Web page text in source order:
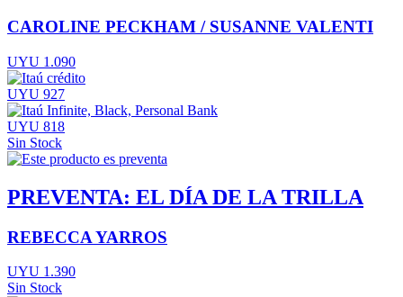
CAROLINE PECKHAM / SUSANNE VALENTI
UYU 1.090
UYU 927
UYU 818
Sin Stock
PREVENTA: EL DÍA DE LA TRILLA
REBECCA YARROS
UYU 1.390
Sin Stock